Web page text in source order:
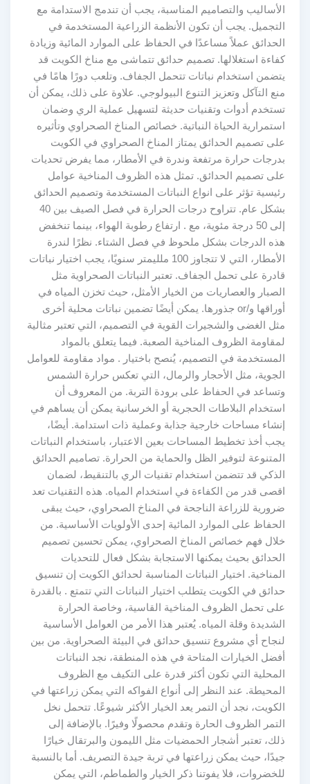
الأساليب والتصاميم المناسبة، يجب أن تندمج الاستدامة مع
التجميل. يجب أن تكون الأنظمة الزراعية المستخدمة في
الحدائق عملاً مساعدًا في الحفاظ على الموارد المائية وزيادة
كفاءة استغلالها. تصميم حدائق تتماشى مع مناخ الكويت قد
يتضمن استخدام نباتات تتحمل الجفاف. وتلعب دورًا هامًا في
منع التآكل وتعزيز التنوع البيولوجي. علاوة على ذلك، يمكن أن
تستخدم أدوات وتقنيات حديثة لتسهيل عملية الري وضمان
استمرارية الحياة النباتية. خصائص المناخ الصحراوي وتأثيره
على تصميم الحدائق يمتاز المناخ الصحراوي في الكويت
بدرجات حرارة مرتفعة وندرة في الأمطار، مما يفرض تحديات
على تصميم الحدائق. تمثل هذه الظروف المناخية عوامل
رئيسية تؤثر على انواع النباتات المستخدمة وتصميم الحدائق
بشكل عام. تتراوح درجات الحرارة في فصل الصيف بين 40
إلى 50 درجة مئوية، مع . ارتفاع رطوبة الهواء، بينما تنخفض
هذه الدرجات بشكل ملحوظ في فصل الشتاء. نظرًا لندرة
الأمطار، التي لا تتجاوز 100 ملليمتر سنويًا، يجب اختيار نباتات
قادرة على تحمل الجفاف. تعتبر النباتات الصحراوية مثل
الصبار والعصاريات من الخيار الأمثل، حيث تخزن المياه في
أوراقها و/or جذورها. يمكن أيضًا تضمين نباتات محلية أخرى
مثل الغضى والشجيرات القوية في التصميم، التي تعتبر مثالية
لمقاومة الظروف المناخية الصعبة. فيما يتعلق بالمواد
المستخدمة في التصميم، يُنصح باختيار . مواد مقاومة للعوامل
الجوية، مثل الأحجار والرمال، التي تعكس حرارة الشمس
وتساعد في الحفاظ على برودة التربة. من المعروف أن
استخدام البلاطات الحجرية أو الخرسانية يمكن أن يساهم في
إنشاء مساحات خارجية جذابة وعملية ذات استدامة. أيضًا،
يجب أخذ تخطيط المساحات بعين الاعتبار، باستخدام النباتات
المتنوعة لتوفير الظل والحماية من الحرارة. تصاميم الحدائق
الذكي قد تتضمن استخدام تقنيات الري بالتنقيط، لضمان
اقصى قدر من الكفاءة في استخدام المياه. هذه التقنيات تعد
ضرورية للزراعة الناجحة في المناخ الصحراوي، حيث يبقى
الحفاظ على الموارد المائية إحدى الأولويات الأساسية. من
خلال فهم خصائص المناخ الصحراوي، يمكن تحسين تصميم
الحدائق بحيث يمكنها الاستجابة بشكل فعال للتحديات
المناخية. اختيار النباتات المناسبة لحدائق الكويت إن تنسيق
حدائق في الكويت يتطلب اختيار النباتات التي تتمتع . بالقدرة
على تحمل الظروف المناخية القاسية، وخاصة الحرارة
الشديدة وقلة المياه. يُعتبر هذا الأمر من العوامل الأساسية
لنجاح أي مشروع تنسيق حدائق في البيئة الصحراوية. من بين
أفضل الخيارات المتاحة في هذه المنطقة، نجد النباتات
المحلية التي تكون أكثر قدرة على التكيف مع الظروف
المحيطة. عند النظر إلى أنواع الفواكه التي يمكن زراعتها في
الكويت، نجد أن التمر يعد الخيار الأكثر شيوعًا. تتحمل نخل
التمر الظروف الحارة وتقدم محصولًا وفيرًا. بالإضافة إلى
ذلك، تعتبر أشجار الحمضيات مثل الليمون والبرتقال خيارًا
جيدًا، حيث يمكن زراعتها في تربة جيدة التصريف. أما بالنسبة
للخضروات، فلا يفوتنا ذكر الخيار والطماطم، التي يمكن